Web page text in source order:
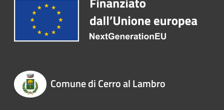
Comune di Cerro al Lambro